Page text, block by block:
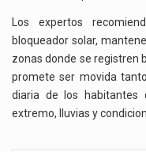
Los expertos
bloqueador solar,
zonas donde se registren
promete ser movida
diaria de los habitantes
extremo, lluvias y